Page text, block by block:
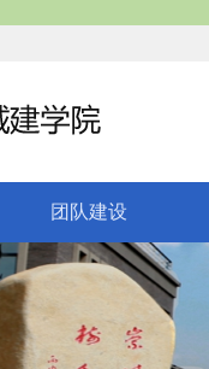
团队建设